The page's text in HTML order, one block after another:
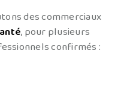
des commerciaux
, pour plusieurs
confirmés :